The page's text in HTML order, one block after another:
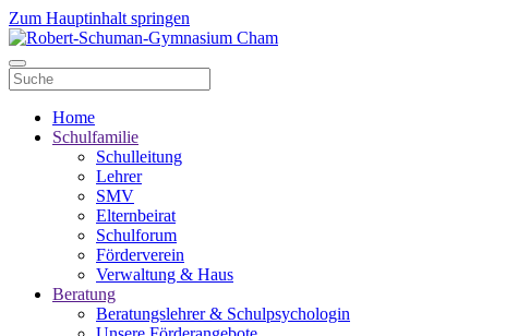
Zum Hauptinhalt springen
Home
Schulfamilie
Schulleitung
Lehrer
SMV
Elternbeirat
Schulforum
Förderverein
Verwaltung & Haus
Beratung
Beratungslehrer & Schulpsychologin